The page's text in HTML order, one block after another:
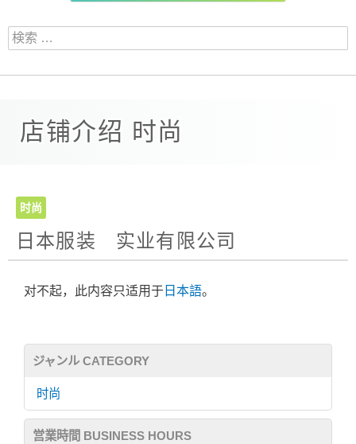
検索:
店铺介绍 时尚
时尚
日本服装 实业有限公司
对不起，此内容只适用于 日本語。
ジャンル CATEGORY
时尚
営業時間 BUSINESS HOURS